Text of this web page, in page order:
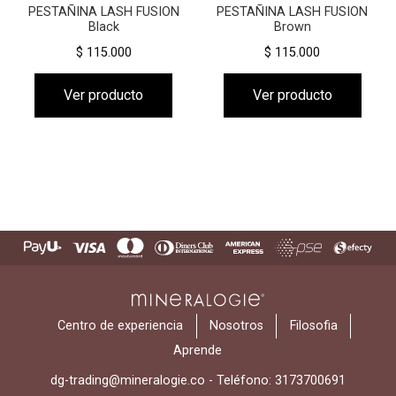
PESTAÑINA LASH FUSION
Black
$ 115.000
Ver producto
PESTAÑINA LASH FUSION
Brown
$ 115.000
Ver producto
Centro de experiencia Nosotros
Filosofia
Aprende
dg-trading@mineralogie.co - Teléfono: 3173700691